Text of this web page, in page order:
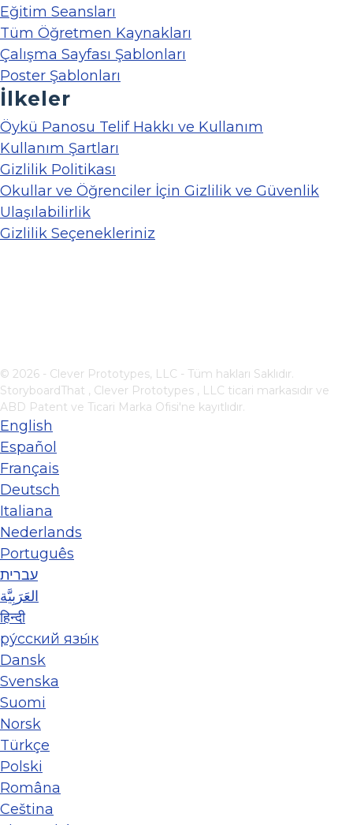
Eğitim Seansları
Tüm Öğretmen Kaynakları
Çalışma Sayfası Şablonları
Poster Şablonları
İlkeler
Öykü Panosu Telif Hakkı ve Kullanım
Kullanım Şartları
Gizlilik Politikası
Okullar ve Öğrenciler İçin Gizlilik ve Güvenlik
Ulaşılabilirlik
Gizlilik Seçenekleriniz
© 2026 - Clever Prototypes, LLC - Tüm hakları Saklıdır.
StoryboardThat , Clever Prototypes , LLC ticari markasıdır ve
ABD Patent ve Ticari Marka Ofisi'ne kayıtlıdır.
English
Español
Français
Deutsch
Italiana
Nederlands
Português
עברית
العَرَبِيَّة
हिन्दी
ру́сский язы́к
Dansk
Svenska
Suomi
Norsk
Türkçe
Polski
Româna
Ceština